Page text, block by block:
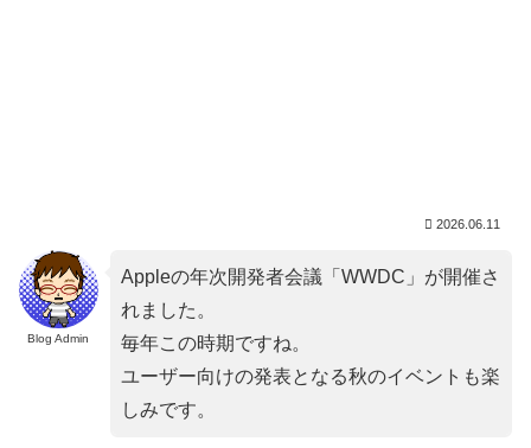
2026.06.11
Blog Admin
Appleの年次開発者会議「WWDC」が開催さ
れました。
毎年この時期ですね。
ユーザー向けの発表となる秋のイベントも楽
しみです。